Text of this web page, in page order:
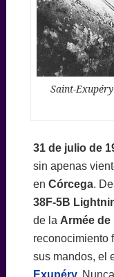
Saint-
31 de julio de
sin apenas
en Córcega.
38F-5B
de la Armée de
reconocimiento
sus mandos, el